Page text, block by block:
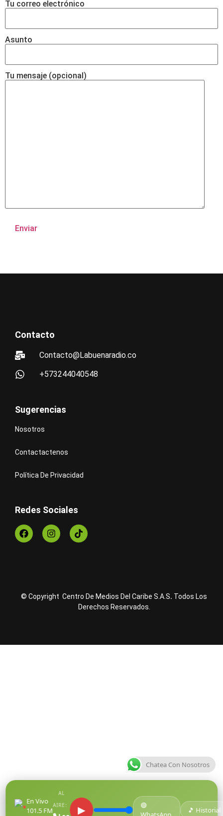
●
En Vivo
101.5 FM
AL
AIRE:
▶
🟢
🎵 Historial
Tu correo electrónico
Asunto
Tu mensaje (opcional)
Contacto
Contacto@Labuenaradio.co
+573244040548
Sugerencias
Nosotros
Contactactenos
Política De Privacidad
Redes Sociales
© Copyright Centro De Medios Del Caribe S.A.S. Todos Los
Derechos Reservados.
Chatea Con Nosotros